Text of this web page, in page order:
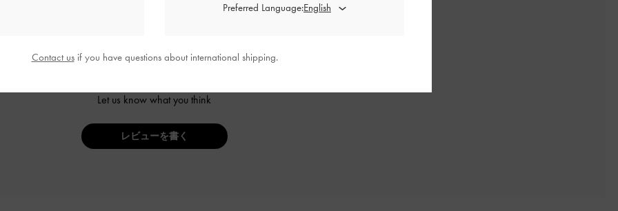
ご感想をお聞かせください
Let us know what you think
レビューを書く
Preferred Language:
Contact usif you have questions about international shipping.